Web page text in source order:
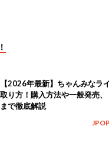
【2026年最新】ちゃんみなラ
取り方！購入方法や一般発売
まで徹底解説
JPOP